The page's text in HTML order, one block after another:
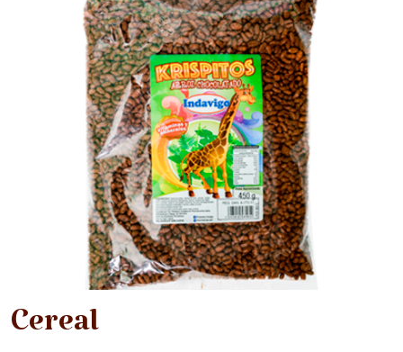
Cereal